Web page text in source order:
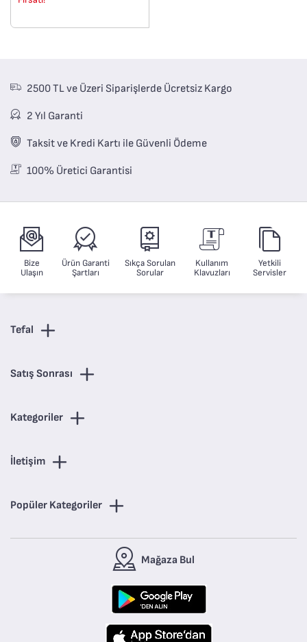
Mükemmel mühürleme
2500 TL ve Üzeri Siparişlerde Ücretsiz Kargo
2 Yıl Garanti
Taksit ve Kredi Kartı ile Güvenli Ödeme
100% Üretici Garantisi
Bize
Ulaşın
Ürün Garanti
Şartları
Sıkça Sorulan
Sorular
Kullanım
Klavuzları
Yetkili
Servisler
Tefal
Satış Sonrası
Kategoriler
İletişim
Popüler Kategoriler
Mağaza Bul